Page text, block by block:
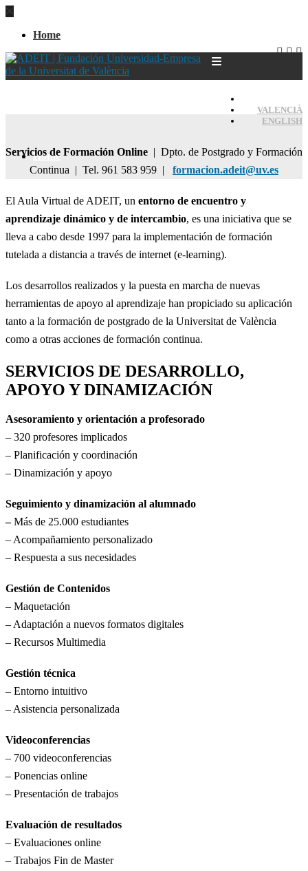
Home
VALENCIÀ
ENGLISH
Home
Servicios de Formación Online | Dpto. de Postgrado y Formación
Continua | Tel. 961 583 959 | formacion.adeit@uv.es
El Aula Virtual de ADEIT, un entorno de encuentro y
aprendizaje dinámico y de intercambio, es una iniciativa que se
lleva a cabo desde 1997 para la implementación de formación
tutelada a distancia a través de internet (e-learning).
Los desarrollos realizados y la puesta en marcha de nuevas
herramientas de apoyo al aprendizaje han propiciado su aplicación
tanto a la formación de postgrado de la Universitat de València
como a otras acciones de formación continua.
SERVICIOS DE DESARROLLO,
APOYO Y DINAMIZACIÓN
Asesoramiento y orientación a profesorado
– 320 profesores implicados
– Planificación y coordinación
– Dinamización y apoyo
Seguimiento y dinamización al alumnado
–Más de 25.000 estudiantes
– Acompañamiento personalizado
– Respuesta a sus necesidades
Gestión de Contenidos
– Maquetación
– Adaptación a nuevos formatos digitales
– Recursos Multimedia
Gestión técnica
– Entorno intuitivo
– Asistencia personalizada
Videoconferencias
– 700 videoconferencias
– Ponencias online
– Presentación de trabajos
Evaluación de resultados
– Evaluaciones online
– Trabajos Fin de Master